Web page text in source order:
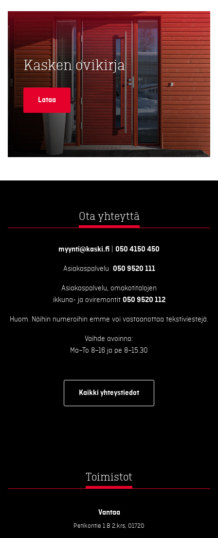
Kasken ovikirja
Lataa
Ota yhteyttä
myynti@kaski.fi 050 4150 450
Asiakaspalvelu 050 9520 111
Asiakaspalvelu, omakotitalojen
ikkuna- ja oviremontit 050 9520 112
Huom. Näihin numeroihin emme voi vastaanottaa tekstiviestejä.
Vaihde avoinna:
Ma–To 8–16 ja pe 8–15.30
Kaikki yhteystiedot
Toimistot
Vantaa
Petikontie 1 B 2:krs, 01720